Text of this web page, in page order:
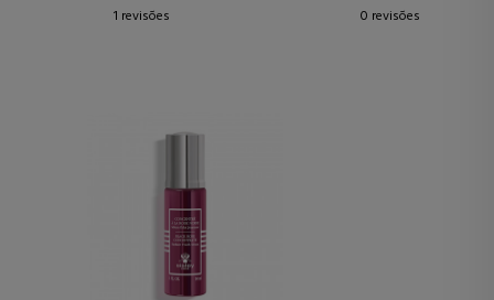
1 revisões
0 revisões